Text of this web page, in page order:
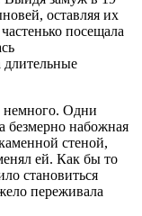
оставляя их
посещала
длительные
немного. Одни
безмерно набожная
стеной,
ей. Как бы то
становиться
переживала